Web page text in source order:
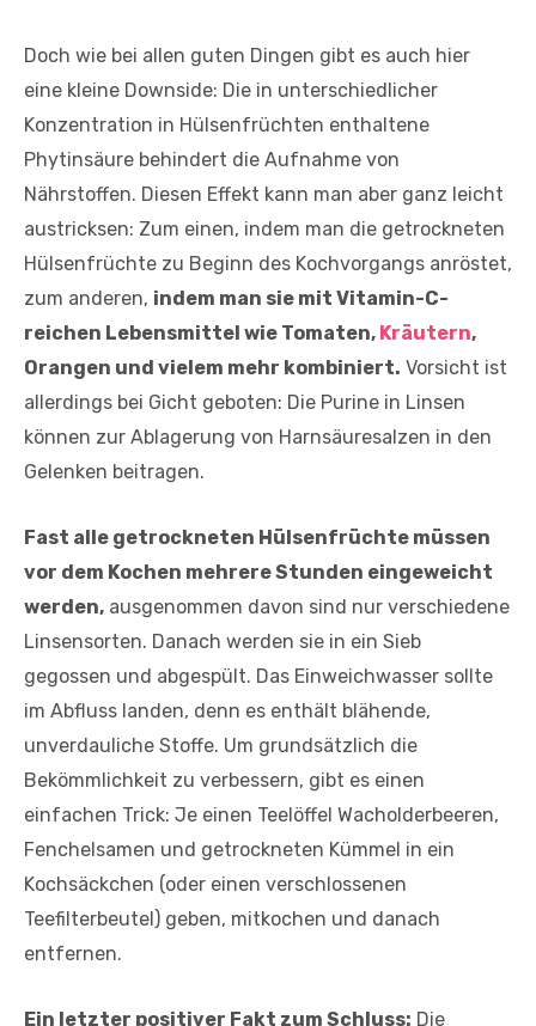
Doch wie bei allen guten Dingen gibt es auch hier
eine kleine Downside: Die in unterschiedlicher
Konzentration in Hülsenfrüchten enthaltene
Phytinsäure behindert die Aufnahme von
Nährstoffen. Diesen Effekt kann man aber ganz leicht
austricksen: Zum einen, indem man die getrockneten
Hülsenfrüchte zu Beginn des Kochvorgangs anröstet,
zum anderen, indem man sie mit Vitamin-C-
reichen Lebensmittel wie Tomaten, Kräutern,
Orangen und vielem mehr kombiniert. Vorsicht ist
allerdings bei Gicht geboten: Die Purine in Linsen
können zur Ablagerung von Harnsäuresalzen in den
Gelenken beitragen.
Fast alle getrockneten Hülsenfrüchte müssen
vor dem Kochen mehrere Stunden eingeweicht
werden, ausgenommen davon sind nur verschiedene
Linsensorten. Danach werden sie in ein Sieb
gegossen und abgespült. Das Einweichwasser sollte
im Abfluss landen, denn es enthält blähende,
unverdauliche Stoffe. Um grundsätzlich die
Bekömmlichkeit zu verbessern, gibt es einen
einfachen Trick: Je einen Teelöffel Wacholderbeeren,
Fenchelsamen und getrockneten Kümmel in ein
Kochsäckchen (oder einen verschlossenen
Teefilterbeutel) geben, mitkochen und danach
entfernen.
Ein letzter positiver Fakt zum Schluss: Die